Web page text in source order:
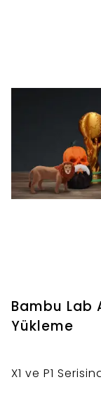
Bambu Lab
Yükleme
X1 ve P1